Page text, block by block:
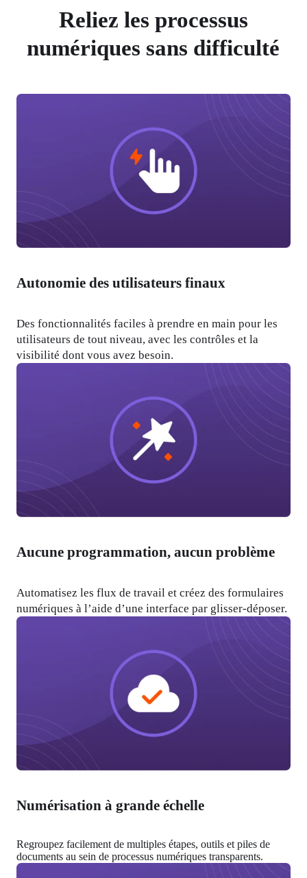
Reliez les processus
numériques sans difficulté
Autonomie des utilisateurs finaux
Des fonctionnalités faciles à prendre en main pour les
utilisateurs de tout niveau, avec les contrôles et la
visibilité dont vous avez besoin.
Aucune programmation, aucun problème
Automatisez les flux de travail et créez des formulaires
numériques à l’aide d’une interface par glisser-déposer.
Numérisation à grande échelle
Regroupez facilement de multiples étapes, outils et piles de
documents au sein de processus numériques transparents.